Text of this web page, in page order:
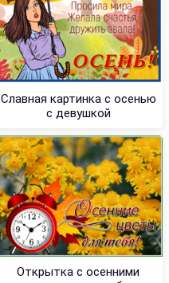
Славная картинка с осенью
с девушкой
Открытка с осенними